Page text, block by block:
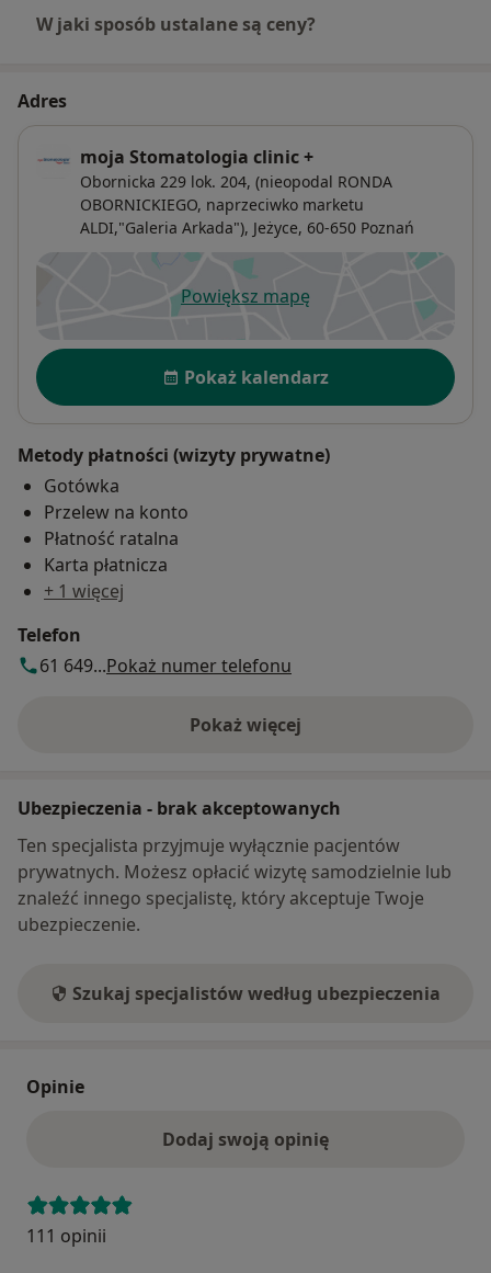
W jaki sposób ustalane są ceny?
Adres
moja Stomatologia clinic +
Obornicka 229 lok. 204, (nieopodal RONDA
OBORNICKIEGO, naprzeciwko marketu
ALDI,"Galeria Arkada"), Jeżyce, 60-650 Poznań
Powiększ mapęotwiera się w nowej karcie
Dostępność
Pokaż kalendarz
Metody płatności (wizyty prywatne)
Gotówka
Przelew na konto
Płatność ratalna
Karta płatnicza
+ 1 więcej
Telefon
61 649...Pokaż numer telefonu
Pokaż więcej
o adresie
Ubezpieczenia - brak akceptowanych
Ten specjalista przyjmuje wyłącznie pacjentów
prywatnych. Możesz opłacić wizytę samodzielnie lub
znaleźć innego specjalistę, który akceptuje Twoje
ubezpieczenie.
Szukaj specjalistów według ubezpieczenia
Opinie
Dodaj swoją opinię
111 opinii